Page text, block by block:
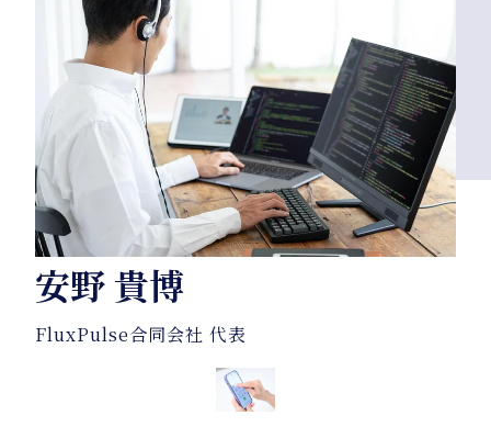
安野 貴博
FluxPulse合同会社 代表